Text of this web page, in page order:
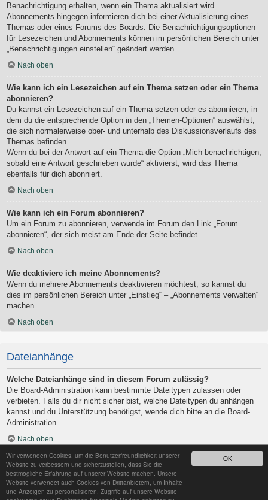
OK
Wir verwenden Cookies, um die Benutzerfreundlichkeit unserer
Website zu verbessern und sicherzustellen, dass Sie die
bestmögliche Erfahrung auf unserer Website machen. Unsere
Website verwendet auch Cookies von Drittanbietern, um Inhalte
und Anzeigen zu personalisieren, Zugriffe auf unsere Website
Benachrichtigung erhalten, wenn ein Thema aktualisiert wird.
Abonnements hingegen informieren dich bei einer Aktualisierung eines
Themas oder eines Forums des Boards. Die Benachrichtigungsoptionen
für Lesezeichen und Abonnements können im persönlichen Bereich unter
„Benachrichtigungen einstellen“ geändert werden.
Nach oben
Wie kann ich ein Lesezeichen auf ein Thema setzen oder ein Thema
abonnieren?
Du kannst ein Lesezeichen auf ein Thema setzen oder es abonnieren, in
dem du die entsprechende Option in den „Themen-Optionen“ auswählst,
die sich normalerweise ober- und unterhalb des Diskussionsverlaufs des
Themas befinden.
Wenn du bei der Antwort auf ein Thema die Option „Mich benachrichtigen,
sobald eine Antwort geschrieben wurde“ aktivierst, wird das Thema
ebenfalls für dich abonniert.
Nach oben
Wie kann ich ein Forum abonnieren?
Um ein Forum zu abonnieren, verwende im Forum den Link „Forum
abonnieren“, der sich meist am Ende der Seite befindet.
Nach oben
Wie deaktiviere ich meine Abonnements?
Wenn du mehrere Abonnements deaktivieren möchtest, so kannst du
dies im persönlichen Bereich unter „Einstieg“ – „Abonnements verwalten“
machen.
Nach oben
Dateianhänge
Welche Dateianhänge sind in diesem Forum zulässig?
Die Board-Administration kann bestimmte Dateitypen zulassen oder
verbieten. Falls du dir nicht sicher bist, welche Dateitypen du anhängen
kannst und du Unterstützung benötigst, wende dich bitte an die Board-
Administration.
Nach oben
Kann ich eine Übersicht all meiner Dateianhänge erhalten?
Um eine Liste all deiner Dateianhänge zu erhalten, gehe in den
persönlichen Bereich. Dort findest du unter „Einstieg“ einen Punkt
„Dateianhänge verwalten“, über den du eine Liste deiner Dateianhänge